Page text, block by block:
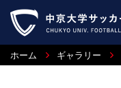
ホーム ギャラリー